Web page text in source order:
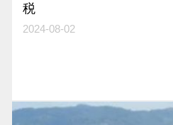
税
2024-08-02